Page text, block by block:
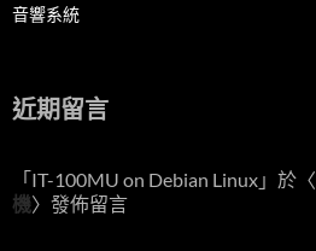
音響系統
近期留言
「IT-100MU on Debian Linux 」於〈
機〉發佈留言